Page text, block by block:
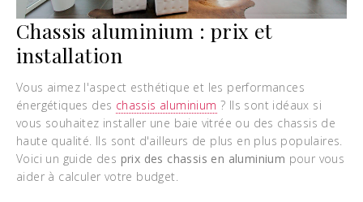
Chassis aluminium : prix et
installation
Vous aimez l'aspect esthétique et les performances
énergétiques des chassis aluminium ? Ils sont idéaux si
vous souhaitez installer une baie vitrée ou des chassis de
haute qualité. Ils sont d'ailleurs de plus en plus populaires.
Voici un guide des prix des chassis en aluminium pour vous
aider à calculer votre budget.